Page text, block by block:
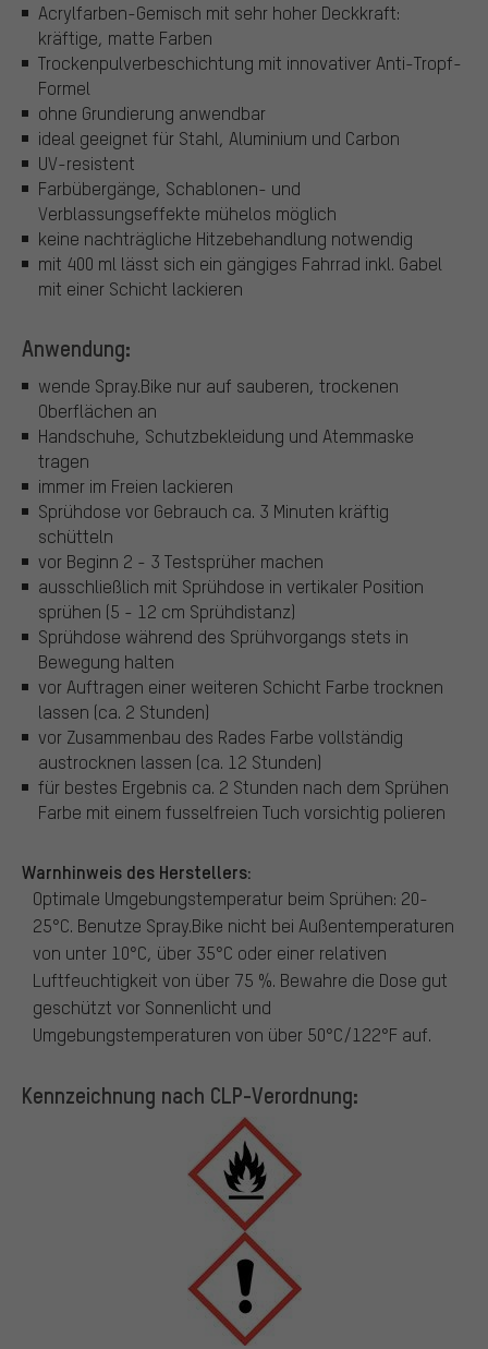
Acrylfarben-Gemisch mit sehr hoher Deckkraft:
kräftige, matte Farben
Trockenpulverbeschichtung mit innovativer Anti-Tropf-
Formel
ohne Grundierung anwendbar
ideal geeignet für Stahl, Aluminium und Carbon
UV-resistent
Farbübergänge, Schablonen- und
Verblassungseffekte mühelos möglich
keine nachträgliche Hitzebehandlung notwendig
mit 400 ml lässt sich ein gängiges Fahrrad inkl. Gabel
mit einer Schicht lackieren
Anwendung:
wende Spray.Bike nur auf sauberen, trockenen
Oberflächen an
Handschuhe, Schutzbekleidung und Atemmaske
tragen
immer im Freien lackieren
Sprühdose vor Gebrauch ca. 3 Minuten kräftig
schütteln
vor Beginn 2 - 3 Testsprüher machen
ausschließlich mit Sprühdose in vertikaler Position
sprühen (5 - 12 cm Sprühdistanz)
Sprühdose während des Sprühvorgangs stets in
Bewegung halten
vor Auftragen einer weiteren Schicht Farbe trocknen
lassen (ca. 2 Stunden)
vor Zusammenbau des Rades Farbe vollständig
austrocknen lassen (ca. 12 Stunden)
für bestes Ergebnis ca. 2 Stunden nach dem Sprühen
Farbe mit einem fusselfreien Tuch vorsichtig polieren
Warnhinweis des Herstellers:
Optimale Umgebungstemperatur beim Sprühen: 20-
25°C. Benutze Spray.Bike nicht bei Außentemperaturen
von unter 10°C, über 35°C oder einer relativen
Luftfeuchtigkeit von über 75 %. Bewahre die Dose gut
geschützt vor Sonnenlicht und
Umgebungstemperaturen von über 50°C/122°F auf.
Kennzeichnung nach CLP-Verordnung: